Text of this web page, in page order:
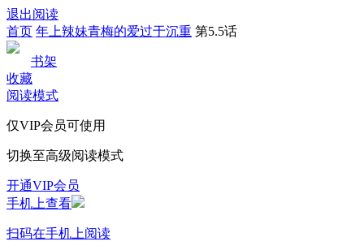
退出阅读
首页 年上辣妹青梅的爱过于沉重 第5.5话
书架
收藏
阅读模式
仅VIP会员可使用
切换至高级阅读模式
开通VIP会员
手机上查看
扫码在手机上阅读